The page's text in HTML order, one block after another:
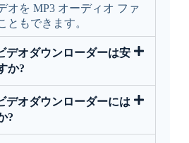
オを MP3 オーディオ ファ
ともできます。
デオダウンローダーは安
か?
デオダウンローダーには
?